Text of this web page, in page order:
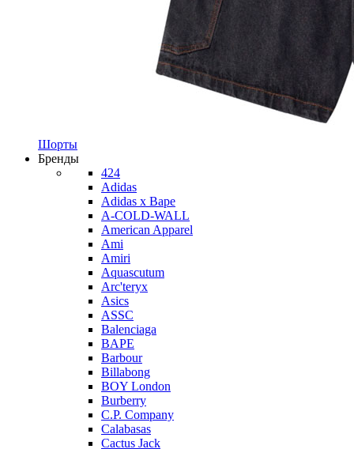
Шорты
Бренды
424
Adidas
Adidas x Bape
A-COLD-WALL
American Apparel
Ami
Amiri
Aquascutum
Arc'teryx
Asics
ASSC
Balenciaga
BAPE
Barbour
Billabong
BOY London
Burberry
C.P. Company
Calabasas
Cactus Jack